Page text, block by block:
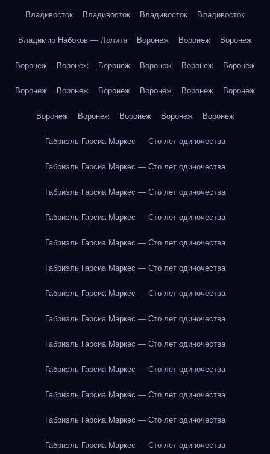
Владивосток Владивосток Владивосток Владивосток
Владимир Набоков — Лолита Воронеж Воронеж Воронеж
Воронеж Воронеж Воронеж Воронеж Воронеж Воронеж
Воронеж Воронеж Воронеж Воронеж Воронеж Воронеж
Воронеж Воронеж Воронеж Воронеж Воронеж
Габриэль Гарсиа Маркес — Сто лет одиночества
Габриэль Гарсиа Маркес — Сто лет одиночества
Габриэль Гарсиа Маркес — Сто лет одиночества
Габриэль Гарсиа Маркес — Сто лет одиночества
Габриэль Гарсиа Маркес — Сто лет одиночества
Габриэль Гарсиа Маркес — Сто лет одиночества
Габриэль Гарсиа Маркес — Сто лет одиночества
Габриэль Гарсиа Маркес — Сто лет одиночества
Габриэль Гарсиа Маркес — Сто лет одиночества
Габриэль Гарсиа Маркес — Сто лет одиночества
Габриэль Гарсиа Маркес — Сто лет одиночества
Габриэль Гарсиа Маркес — Сто лет одиночества
Габриэль Гарсиа Маркес — Сто лет одиночества